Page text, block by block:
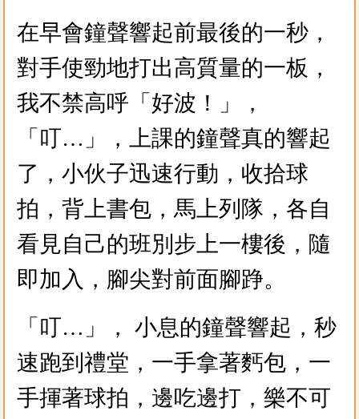
在早會鐘聲響起前最後的一秒，
對手使勁地打出高質量的一板，
我不禁高呼「好波！」，
「叮…」，上課的鐘聲真的響起
了，小伙子迅速行動，收拾球
拍，背上書包，馬上列隊，各自
看見自己的班別步上一樓後，隨
即加入，腳尖對前面腳踭。
「叮…」， 小息的鐘聲響起，秒
速跑到禮堂，一手拿著麫包，一
手揮著球拍，邊吃邊打，樂不可